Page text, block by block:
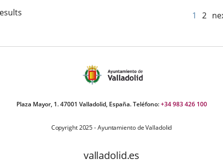
1 2
Plaza Mayor, 1. 47001 Valladolid, España. Teléfono:+34 983 426 100
Copyright 2025 - Ayuntamiento de Valladolid
valladolid.es